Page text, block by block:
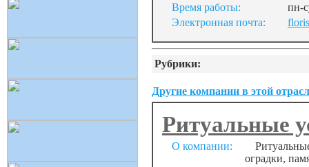
Время работы:
пн-
Электронная почта:
Рубрики:
Другие компании в этой
Ритуальные
О компании:
оградки,